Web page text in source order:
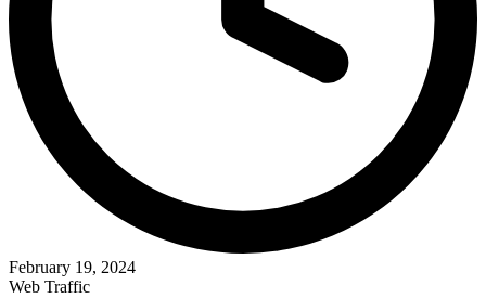
February 19, 2024
Web Traffic